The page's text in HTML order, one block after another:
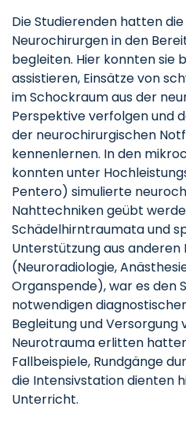
Die Studierenden hatten
Neurochirurgen in den
begleiten. Hier konnten sie
assistieren, Einsätze von
im Schockraum aus der
Perspektive verfolgen und
der neurochirurgischen
kennenlernen. In den
konnten unter
Pentero) simulierte
Nahttechniken geübt
Schädelhirntraumata und
Unterstützung aus
(Neuroradiologie,
Organspende), war es den
notwendigen
Begleitung und Versorgung
Neurotrauma erlitten
Fallbeispiele, Rundgänge
die Intensivstation dienten
Unterricht.